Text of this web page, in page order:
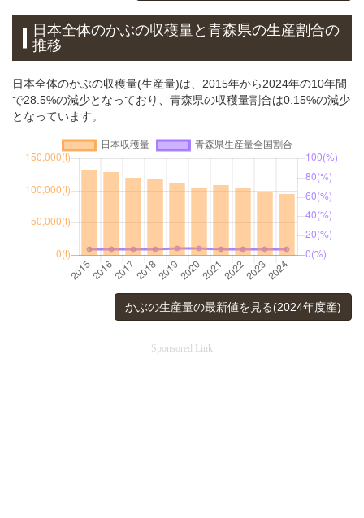
日本全体のかぶの収穫量と青森県の生産割合の
推移
日本全体のかぶの収穫量(生産量)は、2015年から2024年の10年間
で28.5%の減少となっており、青森県の収穫量割合は0.15%の減少
となっています。
かぶの生産量の最新値を見る(2024年度産)
Sponsored Link